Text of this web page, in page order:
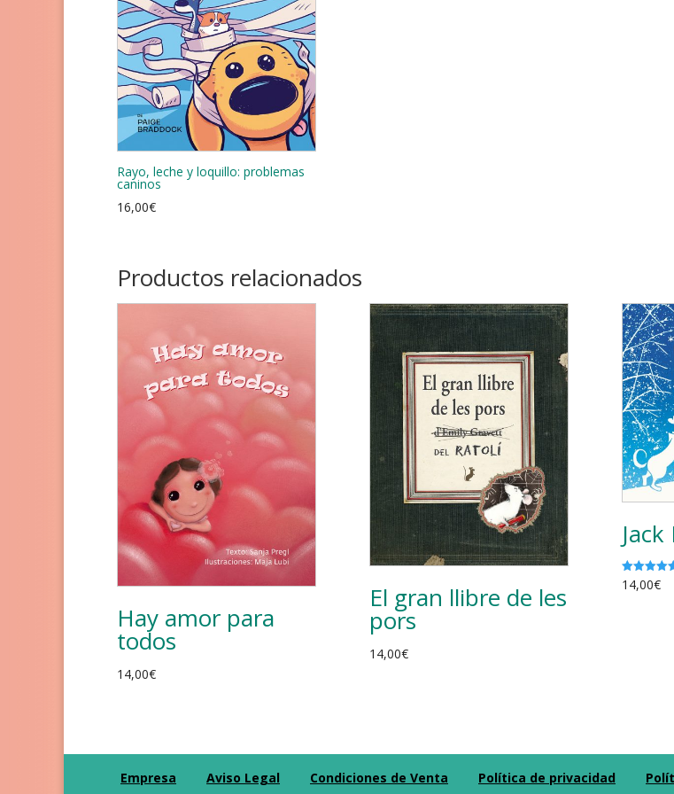
Rayo, leche y loquillo: problemas
caninos
16,00€
Productos relacionados
Hay amor para
todos
14,00€
El gran llibre de les
pors
14,00€
Valorado
con
14,00€
Empresa Aviso Legal Condiciones de Venta Política de privacidad